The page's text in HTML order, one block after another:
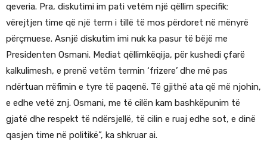
qeveria. Pra, diskutimi im pati vetëm një qëllim specifik:
vërejtjen time që një term i tillë të mos përdoret në mënyrë
përçmuese. Asnjë diskutim imi nuk ka pasur të bëjë me
Presidenten Osmani. Mediat qëllimkëqija, për kushedi çfarë
kalkulimesh, e prenë vetëm termin ‘frizere’ dhe më pas
ndërtuan rrëfimin e tyre të paqenë. Të gjithë ata që më njohin,
e edhe vetë znj. Osmani, me të cilën kam bashkëpunim të
gjatë dhe respekt të ndërsjellë, të cilin e ruaj edhe sot, e dinë
qasjen time në politikë”, ka shkruar ai.